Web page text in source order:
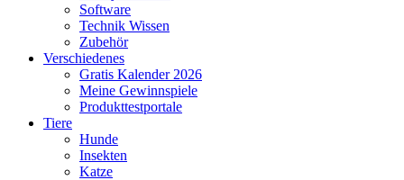
Software
Technik Wissen
Zubehör
Verschiedenes
Gratis Kalender 2026
Meine Gewinnspiele
Produkttestportale
Tiere
Hunde
Insekten
Katze